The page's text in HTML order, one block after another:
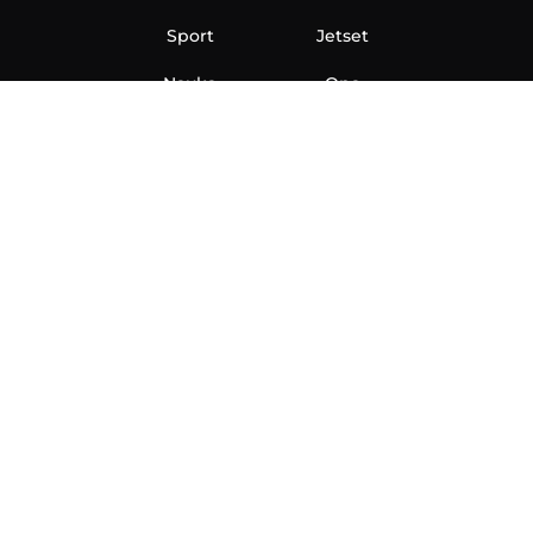
Sport
Nauka
Jetset
Ona